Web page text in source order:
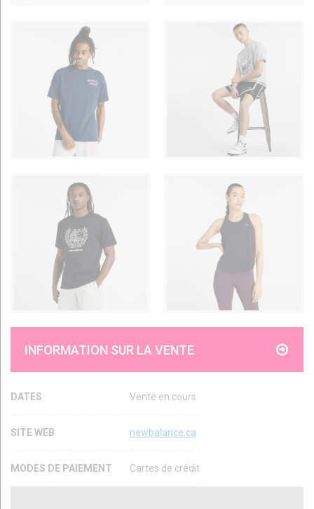
INFORMATION SUR LA VENTE
DATES Vente en cours
SITE WEB newbalance.ca
MODES DE PAIEMENT Cartes de crédit